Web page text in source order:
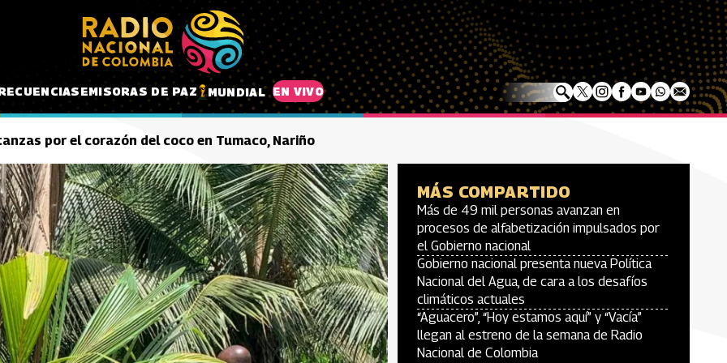
EMISORAS DE PAZ MUNDIAL EN VIVO
por el corazón del coco en Tumaco, Nariño
MÁS COMPARTIDO
Más de 49 mil personas avanzan en
procesos de alfabetización impulsados por
el Gobierno nacional
Gobierno nacional presenta nueva Política
Nacional del Agua, de cara a los desafíos
climáticos actuales
“Aguacero”, “Hoy estamos aquí” y “Vacía”
llegan al estreno de la semana de Radio
Nacional de Colombia